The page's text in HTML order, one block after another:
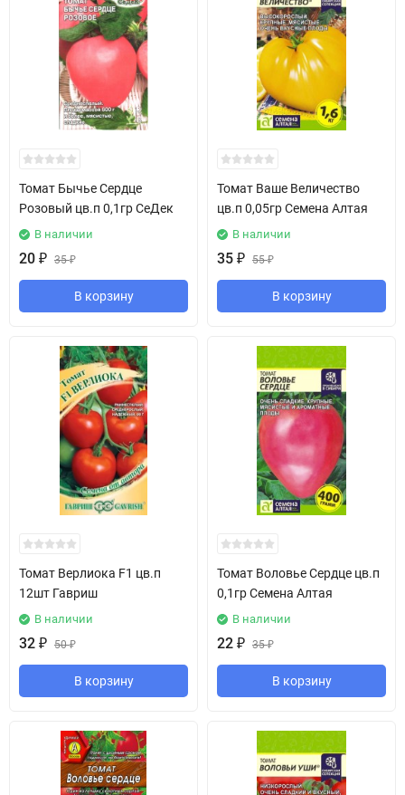
Томат Бычье Сердце
Розовый цв.п 0,1гр СеДек
В наличии
20 ₽ 35₽
В корзину
Томат Ваше Величество
цв.п 0,05гр Семена Алтая
В наличии
35 ₽ 55₽
В корзину
Томат Верлиока F1 цв.п
12шт Гавриш
В наличии
32 ₽ 50₽
В корзину
Томат Воловье Сердце цв.п
0,1гр Семена Алтая
В наличии
22 ₽ 35₽
В корзину